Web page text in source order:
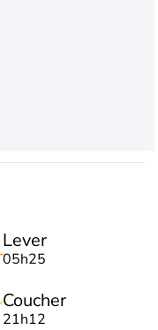
Lever
05h25
Coucher
21h12